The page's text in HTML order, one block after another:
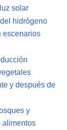
solar
hidrógeno
escenarios
y después de
y
alimentos